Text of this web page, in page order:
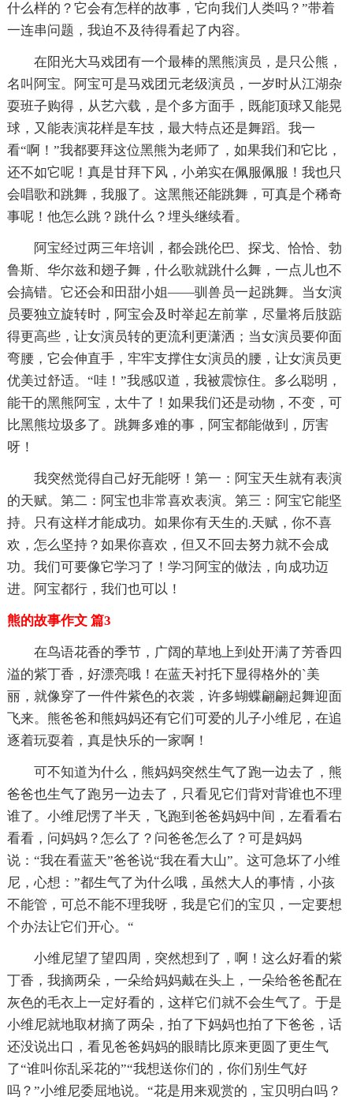
什么样的？它会有怎样的故事，它向我们人类吗？”带着
一连串问题，我迫不及待得看起了内容。
在阳光大马戏团有一个最棒的黑熊演员，是只公熊，
名叫阿宝。阿宝可是马戏团元老级演员，一岁时从江湖杂
耍班子购得，从艺六载，是个多方面手，既能顶球又能晃
球，又能表演花样是车技，最大特点还是舞蹈。我一
看“啊！”我都要拜这位黑熊为老师了，如果我们和它比，
还不如它呢！真是甘拜下风，小弟实在佩服佩服！我也只
会唱歌和跳舞，我服了。这黑熊还能跳舞，可真是个稀奇
事呢！他怎么跳？跳什么？埋头继续看。
阿宝经过两三年培训，都会跳伦巴、探戈、恰恰、勃
鲁斯、华尔兹和翅子舞，什么歌就跳什么舞，一点儿也不
会搞错。它还会和田甜小姐——驯兽员一起跳舞。当女演
员要独立旋转时，阿宝会及时举起左前掌，尽量将后肢踮
得更高些，让女演员转的更流利更潇洒；当女演员要仰面
弯腰，它会伸直手，牢牢支撑住女演员的腰，让女演员更
优美过舒适。“哇！”我感叹道，我被震惊住。多么聪明，
能干的黑熊阿宝，太牛了！如果我们还是动物，不变，可
比黑熊垃圾多了。跳舞多难的事，阿宝都能做到，厉害
呀！
我突然觉得自己好无能呀！第一：阿宝天生就有表演
的天赋。第二：阿宝也非常喜欢表演。第三：阿宝它能坚
持。只有这样才能成功。如果你有天生的.天赋，你不喜
欢，怎么坚持？如果你喜欢，但又不回去努力就不会成
功。我们可要像它学习了！学习阿宝的做法，向成功迈
进。阿宝都行，我们也可以！
熊的故事作文 篇3
在鸟语花香的季节，广阔的草地上到处开满了芳香四
溢的紫丁香，好漂亮哦！在蓝天衬托下显得格外的`美
丽，就像穿了一件件紫色的衣裳，许多蝴蝶翩翩起舞迎面
飞来。熊爸爸和熊妈妈还有它们可爱的儿子小维尼，在追
逐着玩耍着，真是快乐的一家啊！
可不知道为什么，熊妈妈突然生气了跑一边去了，熊
爸爸也生气了跑另一边去了，只看见它们背对背谁也不理
谁了。小维尼愣了半天，飞跑到爸爸妈妈中间，左看看右
看看，问妈妈？怎么了？问爸爸怎么了？可是妈妈
说：“我在看蓝天”爸爸说“我在看大山”。这可急坏了小维
尼，心想：”都生气了为什么哦，虽然大人的事情，小孩
不能管，可总不能不理我呀，我是它们的宝贝，一定要想
个办法让它们开心。“
小维尼望了望四周，突然想到了，啊！这么好看的紫
丁香，我摘两朵，一朵给妈妈戴在头上，一朵给爸爸配在
灰色的毛衣上一定好看的，这样它们就不会生气了。于是
小维尼就地取材摘了两朵，拍了下妈妈也拍了下爸爸，话
还没说出口，看见爸爸妈妈的眼睛比原来更圆了更生气
了“谁叫你乱采花的”“我想送你们的，你们别生气好
吗？”小维尼委屈地说。“花是用来观赏的，宝贝明白吗？